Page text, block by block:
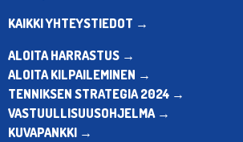
KAIKKI YHTEYSTIEDOT →
ALOITA HARRASTUS →
ALOITA KILPAILEMINEN →
TENNIKSEN STRATEGIA 2024 →
VASTUULLISUUSOHJELMA →
KUVAPANKKI →